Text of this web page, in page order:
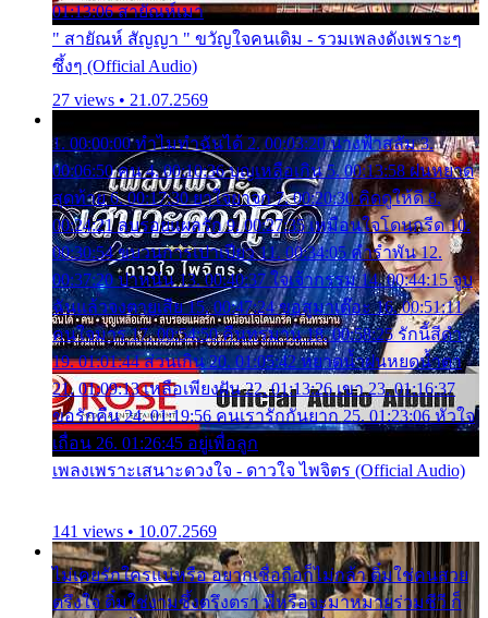
01:13:06 สายัณห์เมา
" สายัณห์ สัญญา " ขวัญใจคนเดิม - รวมเพลงดังเพราะๆ
ซึ้งๆ (Official Audio)
27 views • 21.07.2569
1. 00:00:00 ทำไมทำฉันได้ 2. 00:03:20 นางฟ้าสลัม 3.
00:06:50 คน 4. 00:10:36 บุญเหลือเกิน 5. 00:13:58 ฝนหยาด
สุดท้าย 6. 00:17:30 ยาใจยาจก 7. 00:20:30 คิดดูให้ดี 8.
00:24:21 ลบรอยแผลรัก 9. 00:27:35 เหมือนใจโดนกรีด 10.
00:30:54 ขบวนการเปาเปียว 11. 00:34:05 คำรำพัน 12.
00:37:20 ปาหนัน 13. 00:40:37 ใจเจ้ากรรม 14. 00:44:15 จูบ
ฉันแล้วจงตายเสีย 15. 00:47:24 ขอสูมาเต๊อะ 16. 00:51:11
คนใจมาร 17. 00:54:50 คืนทรมาน 18. 00:58:25 รักนี้สีดำ
19. 01:01:44 ส่วนเกิน 20. 01:05:42 หยาดน้ำฝนหยดน้ำตา
21. 01:09:13 เหลือเพียงฝัน 22. 01:13:26 เขา 23. 01:16:37
ขอรักคืน 24. 01:19:56 คนเรารักกันยาก 25. 01:23:06 หัวใจ
เถื่อน 26. 01:26:45 อยู่เพื่อลูก
เพลงเพราะเสนาะดวงใจ - ดาวใจ ไพจิตร (Official Audio)
141 views • 10.07.2569
ไม่เคยรักใครแน่หรือ อยากเชื่อถือก็ไม่กล้า ติ๋มใช่คนสวย
ตรึงใจ ติ๋มใช่งามซึ้งตรึงตรา พี่หรือจะมาหมายร่วมชีวี ก็